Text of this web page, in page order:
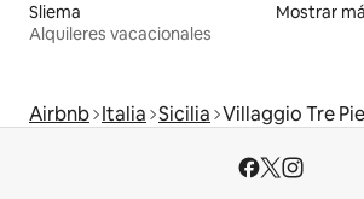
Sliema
Alquileres vacacionales
Mostrar
Airbnb Italia Sicilia Villaggio Tre